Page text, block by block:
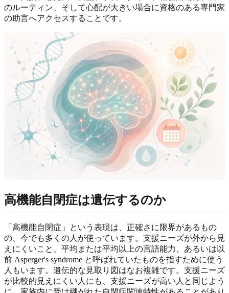
のルーティン、そして心配が大きい場合に資格のある専門家
の助言へアクセスすることです。
高機能自閉症は遺伝するのか
「高機能自閉症」という表現は、正確さに限界があるもの
の、今でも多くの人が使っています。支援ニーズが外から見
えにくいこと、平均または平均以上の言語能力、あるいは以
前 Asperger's syndrome と呼ばれていたものを指すために使う
人もいます。遺伝的な見取り図はなお複雑です。支援ニーズ
が比較的見えにくい人にも、支援ニーズが高い人と同じよう